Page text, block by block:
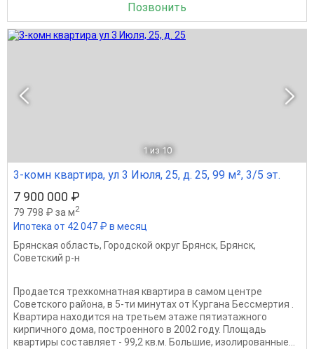
Позвонить
1 из 10
3-комн квартира, ул 3 Июля, 25, д. 25, 99 м², 3/5 эт.
7 900 000 ₽
79 798 ₽ за м2
Ипотека от 42 047 ₽ в месяц
Брянская область, Городской округ Брянск, Брянск,
Советский р-н
Продается трехкомнатная квартира в самом центре
Советского района, в 5-ти минутах от Кургана Бессмертия .
Квартира находится на третьем этаже пятиэтажного
кирпичного дома, построенного в 2002 году. Площадь
квартиры составляет - 99,2 кв.м. Большие, изолированные...